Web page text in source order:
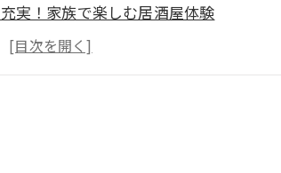
実！家族で楽しむ居酒屋体験
密着の居酒屋の魅力
！安心して楽しむためのポイント
しむためのヒントとコツ